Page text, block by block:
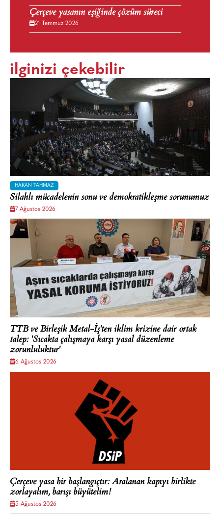
Çerçeve yasanın eşiğinde çözüm süreci
21 Temmuz 2026
ilginizi çekebilir
HAKAN TAHMAZ
Silahlı mücadelenin sonu ve demokratikleşme sorunumuz
7 Ağustos 2026
TTB ve Birleşik Metal-İş'ten iklim krizine dair ortak
talep: 'Sıcakta çalışmaya karşı yasal düzenleme
zorunluluktur'
6 Ağustos 2026
Çerçeve yasa bir başlangıçtır: Aralanan kapıyı birlikte
zorlayalım, barışı büyütelim!
5 Ağustos 2026